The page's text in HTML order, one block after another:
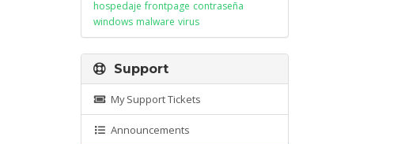
hospedaje frontpage contraseña
windows malware virus
Support
My Support Tickets
Announcements